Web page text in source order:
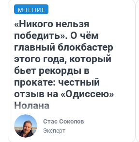
МНЕНИЕ
«Никого нельзя
победить». О чём
главный блокбастер
этого года, который
бьет рекорды в
прокате: честный
отзыв на «Одиссею»
Нолана
Стас Соколов
Эксперт